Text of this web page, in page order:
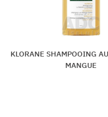
AU BEURRE DE